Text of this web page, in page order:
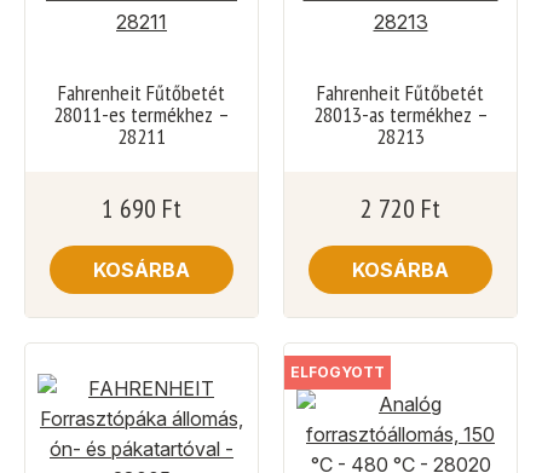
Fahrenheit Fűtőbetét
28011-es termékhez –
28211
1 690 Ft
KOSÁRBA
Fahrenheit Fűtőbetét
28013-as termékhez –
28213
2 720 Ft
KOSÁRBA
ELFOGYOTT